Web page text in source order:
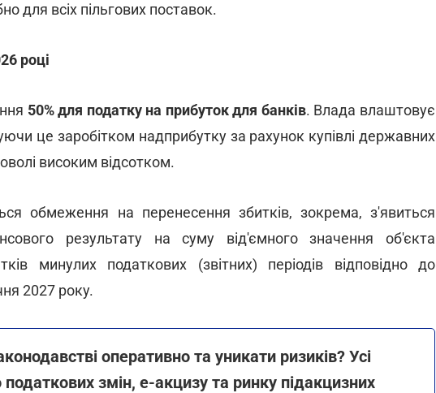
для всіх пільгових поставок.
році
50% для податку на прибуток для банків. Влада влаштовує
це заробітком надприбутку за рахунок купівлі державних
високим відсотком.
обмеження на перенесення збитків, зокрема, з'явиться
результату на суму від'ємного значення об'єкта
минулих податкових (звітних) періодів відповідно до
2027 року.
оперативно та уникати ризиків? Усі
змін, е-акцизу та ринку підакцизних